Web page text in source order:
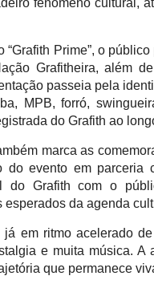
“Grafith Prime”, o
Grafitheira, além
passeia pela
MPB, forró,
do Grafith ao
marca as
do evento em parceria
do Grafith com o
esperados da agenda
já em ritmo acelerado
e muita música. A
que permanece